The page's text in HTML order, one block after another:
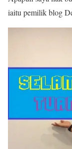
iaitu pemilik blog